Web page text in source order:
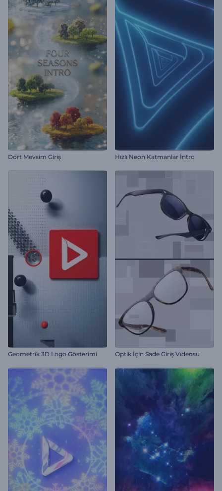
Dört Mevsim Giriş Hızlı Neon Katmanlar İntro
Geometrik 3D Logo Gösterimi Optik İçin Sade Giriş Videosu